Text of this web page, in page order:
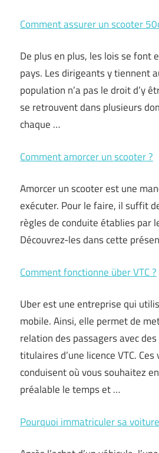
Comment assurer un scooter
De plus en plus, les lois se font
pays. Les dirigeants y tiennent
population n’a pas le droit d’y
se retrouvent dans plusieurs
chaque …
Comment amorcer un scooter ?
Amorcer un scooter est une
exécuter. Pour le faire, il suffit
règles de conduite établies par
Découvrez-les dans cette
Comment fonctionne über VTC ?
Uber est une entreprise qui
mobile. Ainsi, elle permet de
relation des passagers avec
titulaires d’une licence VTC.
conduisent où vous souhaitez
préalable le temps et …
Pourquoi immatriculer sa